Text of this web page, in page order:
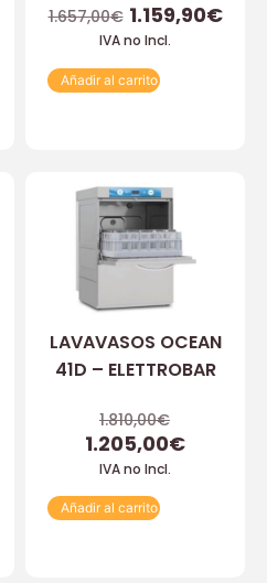
1.657,00€ 1.159,90€
IVA no Incl.
Añadir al carrito
LAVAVASOS OCEAN
41D – ELETTROBAR
1.810,00€
1.205,00€
IVA no Incl.
Añadir al carrito